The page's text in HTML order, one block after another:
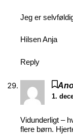
Jeg er
Hilsen Anja
Reply
1.
Vidunderligt –
flere børn.